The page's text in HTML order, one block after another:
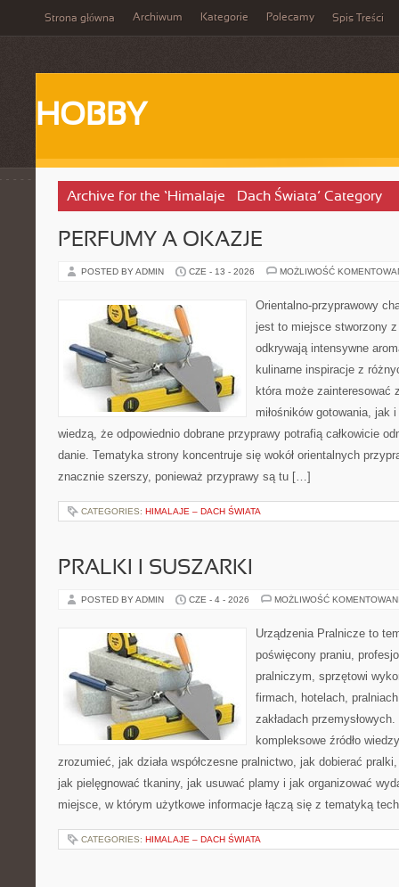
Strona główna Archiwum Kategorie Polecamy Spis Treści
HOBBY
Archive for the ‘Himalaje – Dach Świata’ Category
PERFUMY A OKAZJE
POSTED BY ADMIN CZE - 13 - 2026 MOŻLIWOŚĆ
Orientalno-przyprawowy
jest to miejsce stworzony
odkrywają intensywne
kulinarne inspiracje z
która może zainteresować
miłośników gotowania, jak
wiedzą, że odpowiednio dobrane przyprawy potrafią całkowicie
danie. Tematyka strony koncentruje się wokół orientalnych
znacznie szerszy, ponieważ przyprawy są tu […]
CATEGORIES: HIMALAJE – DACH ŚWIATA
PRALKI I SUSZARKI
POSTED BY ADMIN CZE - 4 - 2026 MOŻLIWOŚĆ
Urządzenia Pralnicze to
poświęcony praniu,
pralniczym, sprzętowi
firmach, hotelach,
zakładach
kompleksowe źródło
zrozumieć, jak działa współczesne pralnictwo, jak dobierać
jak pielęgnować tkaniny, jak usuwać plamy i jak organizować
miejsce, w którym użytkowe informacje łączą się z tematyką
CATEGORIES: HIMALAJE – DACH ŚWIATA